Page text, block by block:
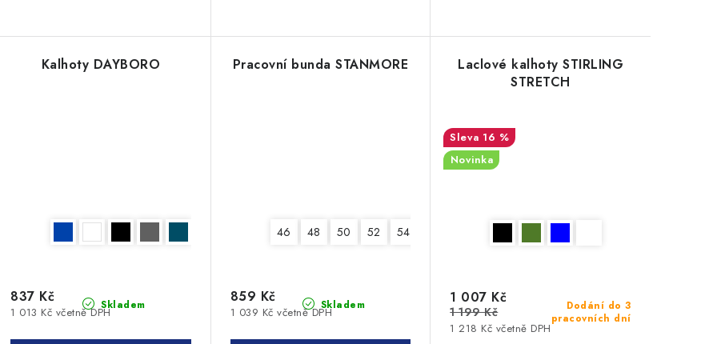
Kalhoty DAYBORO
Skladem
1 013 Kč včetně DPH
837 Kč
Pracovní bunda STANMORE
46 48 50 52 54
Skladem
1 039 Kč včetně DPH
859 Kč
Laclové kalhoty STIRLING
STRETCH
16 %
Novinka
Dodání do 3
pracovních dní
1 218 Kč včetně DPH
1 007 Kč
1 199 Kč